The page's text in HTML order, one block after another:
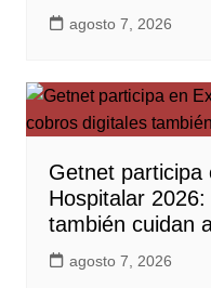
agosto 7, 2026
Getnet participa
Hospitalar
también cuidan
agosto 7, 2026